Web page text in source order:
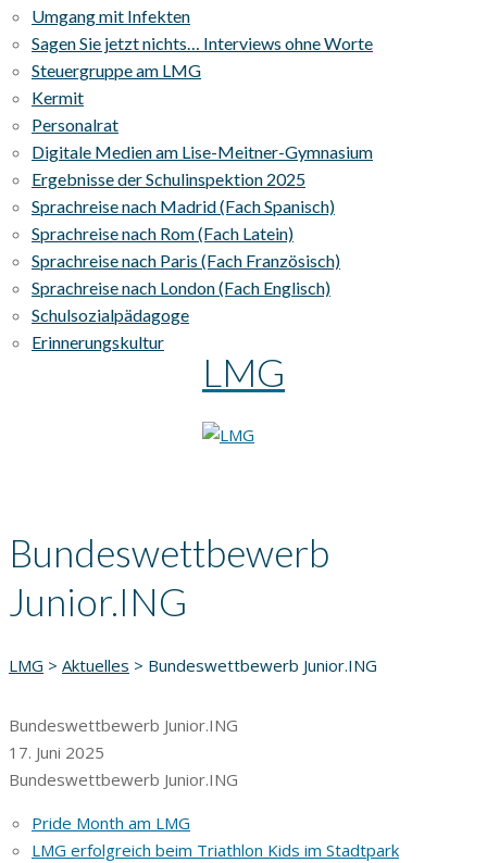
Umgang mit Infekten
Sagen Sie jetzt nichts… Interviews ohne Worte
Steuergruppe am LMG
Kermit
Personalrat
Digitale Medien am Lise-Meitner-Gymnasium
Ergebnisse der Schulinspektion 2025
Sprachreise nach Madrid (Fach Spanisch)
Sprachreise nach Rom (Fach Latein)
Sprachreise nach Paris (Fach Französisch)
Sprachreise nach London (Fach Englisch)
Schulsozialpädagoge
Erinnerungskultur
LMG
Bundeswettbewerb
Junior.ING
LMG > Aktuelles > Bundeswettbewerb Junior.ING
Bundeswettbewerb Junior.ING
17. Juni 2025
Bundeswettbewerb Junior.ING
Pride Month am LMG
LMG erfolgreich beim Triathlon Kids im Stadtpark